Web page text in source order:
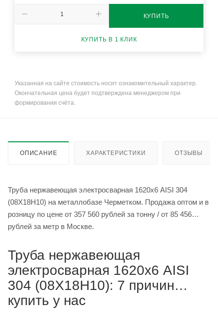
КУПИТЬ
КУПИТЬ В 1 КЛИК
Указанная на сайте стоимость носит ознакомительный характер.
Окончательная цена будет подтверждена менеджером при
формировании счёта.
ОПИСАНИЕ ХАРАКТЕРИСТИКИ ОТЗЫВЫ
Труба нержавеющая электросварная 1620х6 AISI 304
(08Х18Н10) на металлобазе Черметком. Продажа оптом и в
розницу по цене от 357 560 рублей за тонну / от 85 456
рублей за метр в Москве.
Труба нержавеющая
электросварная 1620х6 AISI
304 (08Х18Н10): 7 причин
купить у нас